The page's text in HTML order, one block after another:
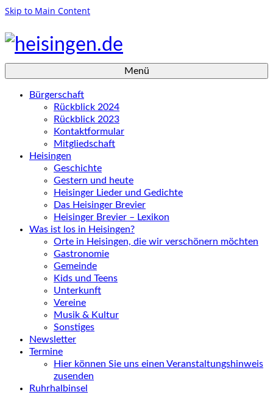
Skip to Main Content
Menü
Bürgerschaft
Rückblick 2024
Rückblick 2023
Kontaktformular
Mitgliedschaft
Heisingen
Geschichte
Gestern und heute
Heisinger Lieder und Gedichte
Das Heisinger Brevier
Heisinger Brevier – Lexikon
Was ist los in Heisingen?
Orte in Heisingen, die wir verschönern möchten
Gastronomie
Gemeinde
Kids und Teens
Unterkunft
Vereine
Musik & Kultur
Sonstiges
Newsletter
Termine
Hier können Sie uns einen Veranstaltungshinweis
zusenden
Ruhrhalbinsel